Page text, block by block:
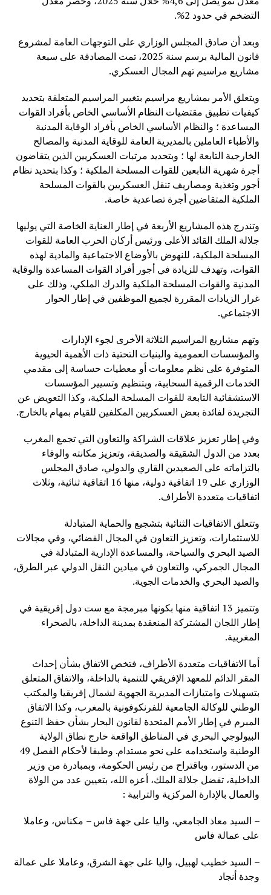
التضخم في حدود 2%.
وبعد أن صادق المجلس الوزاري على التوجهات العامة لمشروع
قانون المالية برسم سنة 2025، تمت المصادقة على سبعة
مشاريع مراسيم تهم المجال العسكري.
ويتعلق الأمر بمشاريع مراسيم بتغيير المراسيم المتعلقة بتحديد
كيفيات تطبيق مقتضيات النظام الأساسي الخاص بأفراد القوات
المساعدة ؛ والنظام الأساسي الخاص بأفراد الوقاية المدنية
والأطباء العاملين بالمديرية العامة للوقاية المدنية والمصالح
الخارجية التابعة لها ؛ وبتحديد مرتبات العسكريين الذين يتقاضون
أجرة شهرية التابعين للقوات المسلحة الملكية ؛ وكذا بتحديد نظام
أجور وتغذية ومصاريف تنقل العسكريين بالقوات المسلحة
الملكية المتقاضين أجرة تصاعدية خاصة.
وتندرج هذه المشاريع الأربعة في إطار العناية الخاصة التي يوليها
جلالة الملك القائد الأعلى ورئيس أركان الحرب العامة للقوات
المسلحة الملكية، للنهوض بالأوضاع الاجتماعية والمادية لهذه
القوات، وتهدف للزيادة في أجور أفراد القوات المساعدة والوقاية
المدنية والقوات المسلحة الملكية والدرك الملكي، وذلك على
غرار الزيادات المقررة لجميع الموظفين في إطار الحوار
الاجتماعي.
وتهم مشاريع المراسيم الثلاثة الأخرى لجوء الإدارات
والمؤسسات العمومية والبنيات التحتية ذات الأهمية الحيوية
المتوفرة على نظم معلومات أو معطيات حساسة إلى مقدمي
الخدمات الرقمية السحابية، وبتنظيم وتسيير المؤسسات
الاستشفائية التابعة للقوات المسلحة الملكية، وكذا التعويض عن
التجريدة لفائدة بعض العسكريين المكلفين للقيام بمهام بالخارج.
وفي إطار تعزيز علاقات الشراكة والتعاون التي تجمع المغرب
بعدد من الدول الشقيقة والصديقة، وتعزيز مكانته والوفاء
بالتزاماته على الصعيدين القاري والدولي، صادق المجلس
الوزاري على 19 اتفاقية دولية، منها 16 اتفاقية ثنائية، وثلاث
اتفاقيات متعددة الأطراف.
وتتعلق الاتفاقيات الثنائية بتشجيع والحماية المتبادلة
للاستثمارات، وتعزيز التعاون في المجال القضائي، وفي مجالات
الصيد البحري والسياحة، والمساعدة الإدارية المتبادلة في
المجال الجمركي، والتعاون في ميادين النقل الدولي عبر الطرق،
والصيد البحري والخدمات الجوية.
وتتميز 13 اتفاقية منها بكونها مبرمجة مع ست دول إفريقية في
إطار اللجان المشتركة المنعقدة بمدينة الداخلة، بالصحراء
المغربية.
أما الاتفاقيات متعددة الأطراف، فتخص الاتفاق بشأن إحداث
المقر الدائم للمعهد الإفريقي للتنمية بالداخلة، والاتفاق المتعلق
بتسهيلات وامتيازات المديرية الجهوية لشمال إفريقيا والمكتب
الوطني للوكالة الجامعية للفرنكوفونية بالمغرب، وكذا الاتفاق
المبرم في إطار الأمم المتحدة لقانون البحار بشأن حفظ التنوع
البيولوجي البحري في المناطق الواقعة خارج نطاق الولاية
الوطنية واستخدامه على نحو مستدام. وطبقا لأحكام الفصل 49
من الدستور، وباقتراح من رئيس الحكومة، وبمبادرة من وزير
الداخلية، تفضل جلالة الملك، أعزه الله، بتعيين عدد من الولاة
والعمال بالإدارة المركزية والترابية :
– السيد معاذ الجامعي، واليا على جهة فاس – مكناس، وعاملا
على عمالة فاس
– السيد خطيب لهبيل، واليا على جهة الشرق، وعاملا على عمالة
وجدة أنجاد